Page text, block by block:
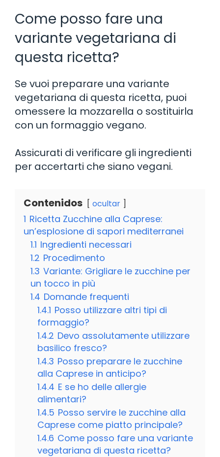
Come posso fare una
variante vegetariana di
questa ricetta?
Se vuoi preparare una variante
vegetariana di questa ricetta, puoi
omessere la mozzarella o sostituirla
con un formaggio vegano.
Assicurati di verificare gli ingredienti
per accertarti che siano vegani.
Contenidos ocultar
1 Ricetta Zucchine alla Caprese:
un’esplosione di sapori mediterranei
1.1 Ingredienti necessari
1.2 Procedimento
1.3 Variante: Grigliare le zucchine per
un tocco in più
1.4 Domande frequenti
1.4.1 Posso utilizzare altri tipi di
formaggio?
1.4.2 Devo assolutamente utilizzare
basilico fresco?
1.4.3 Posso preparare le zucchine
alla Caprese in anticipo?
1.4.4 E se ho delle allergie
alimentari?
1.4.5 Posso servire le zucchine alla
Caprese come piatto principale?
1.4.6 Come posso fare una variante
vegetariana di questa ricetta?